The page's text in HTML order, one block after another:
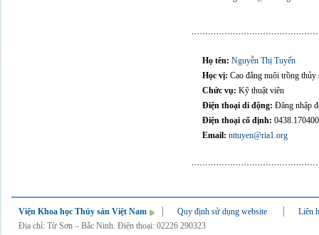
Họ tên: Nguyễn Thị Tuyến
Học vị: Cao đẳng nuôi trồng thủy
Chức vụ: Kỹ thuật viên
Điện thoại di động: Đăng nhập
Điện thoại cố định: 0438.170400
Email: nttuyen@ria1.org
Viện Khoa học Thủy sản Việt Nam Quy định sử dụng website
Liên
Địa chỉ: Từ Sơn – Bắc Ninh. Điện thoại: 02226 290323